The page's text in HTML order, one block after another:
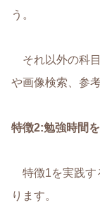
う。
それ以外の科
や画像検索、参
特徴2:勉強時間
特徴1を実践す
ります。